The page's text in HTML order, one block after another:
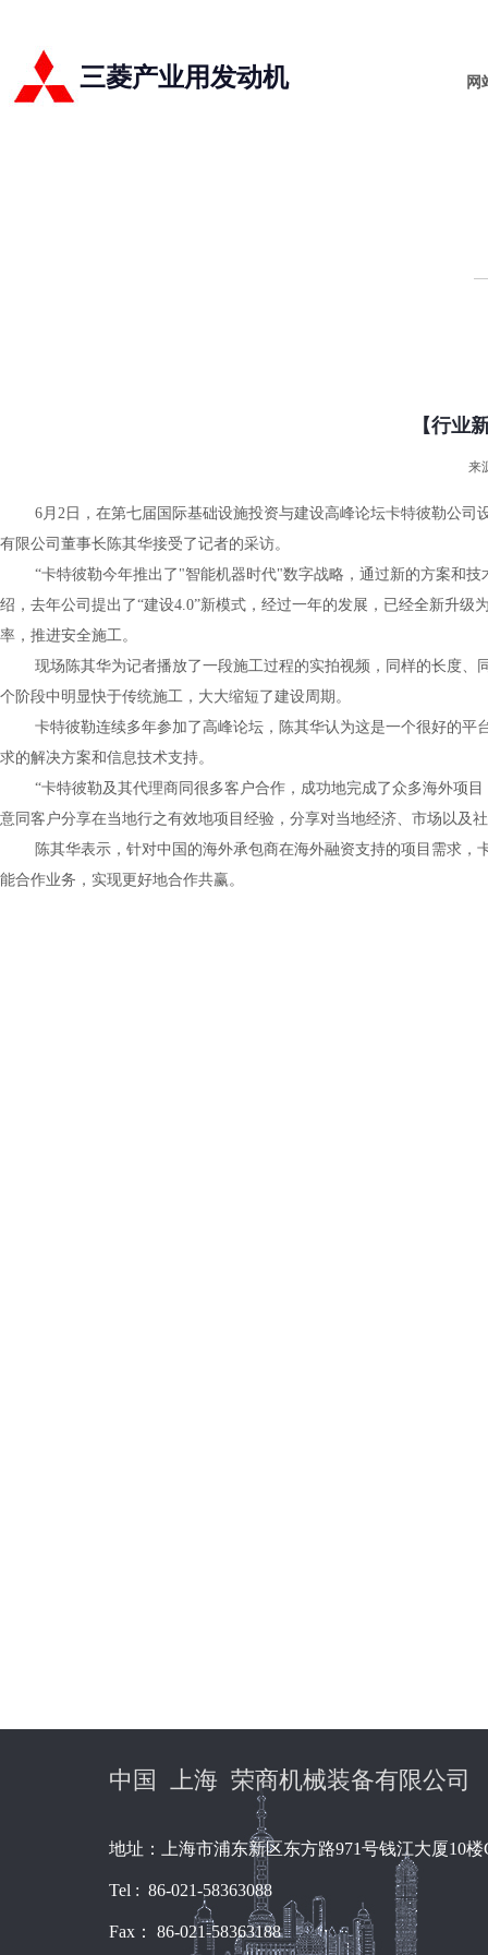
网
三菱产业用发动机
【行业
来
6月 2 日，在第七届国际基础设施投资与建设高峰论坛卡特彼勒公
有限公司董事长陈其华接受了记者的采访。
“卡特彼勒今年推出了 "智能机器时代"数字战略，通过新的方案和
绍，去年公司提出了“建设4.0”新模式，经过一年的发展，已经全新升级
率，推进安全施工。
现场陈其华为记者播放了一段施工过程的实拍视频，同样的长度
个阶段中明显快于传统施工，大大缩短了建设周期。
卡特彼勒连续多年参加了高峰论坛，陈其华认为这是一个很好的
求的解决方案和信息技术支持。
“卡特彼勒及其代理商同很多客户合作，成功地完成了众多海外项
意同客户分享在当地行之有效地项目经验，分享对当地经济、市场以及
陈其华表示，针对中国的海外承包商在海外融资支持的项目需求
能合作业务，实现更好地合作共赢。
中国 上海 荣商机械装备有限公司
地址：上海市浦东新区东方路971号钱江大厦10楼
Tel : 86-021-58363088
Fax： 86-021-58363188